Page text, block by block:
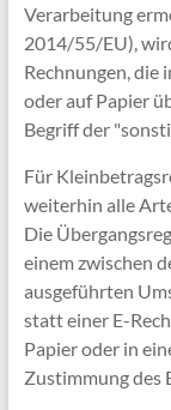
Verarbeitung
2014/55/EU),
Rechnungen, die
oder auf Papier
Begriff der
Für
weiterhin alle
Die
einem zwischen
ausgeführten
statt einer E-
Papier oder in
Zustimmung des